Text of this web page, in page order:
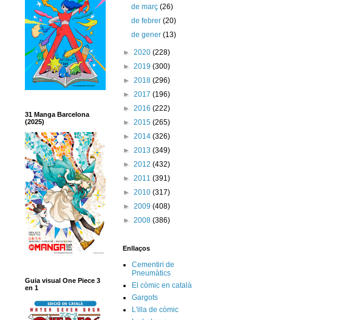
31 Manga Barcelona
(2025)
Guia visual One Piece 3
en 1
de març(26)
de febrer(20)
de gener(13)
► 2020 (228)
► 2019 (300)
► 2018 (296)
► 2017 (196)
► 2016 (222)
► 2015 (265)
► 2014 (326)
► 2013 (349)
► 2012 (432)
► 2011 (391)
► 2010 (317)
► 2009 (408)
► 2008 (386)
Enllaços
Cementiri de
Pneumàtics
El còmic en català
Gargots
L'illa de còmic